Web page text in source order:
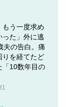
もう一度求め
った」外に逃
夫の告白。痛
りを経てたど
「10数年目の